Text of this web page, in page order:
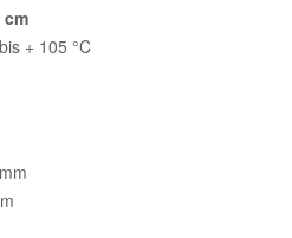
cm
+ 105 °C